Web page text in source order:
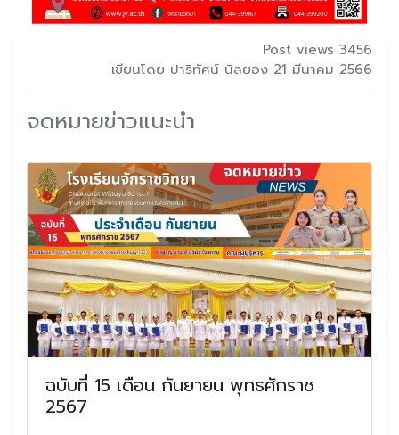
Post views 3456
เขียนโดย ปาริทัศน์ นิลยอง 21 มีนาคม 2566
จดหมายข่าวแนะนำ
ฉบับที่ 15 เดือน กันยายน พุทธศักราช
2567